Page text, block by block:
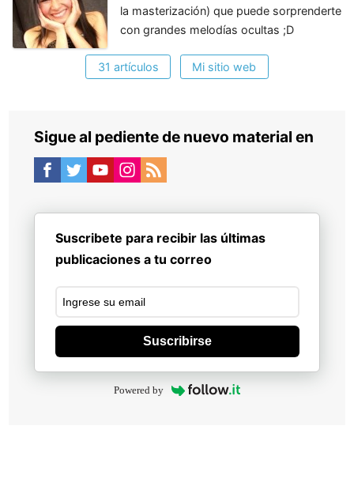
la masterización) que puede sorprenderte
con grandes melodías ocultas ;D
31 artículos Mi sitio web
Sigue al pediente de nuevo material en
Suscribete para recibir las últimas
publicaciones a tu correo
Suscribirse
Powered by